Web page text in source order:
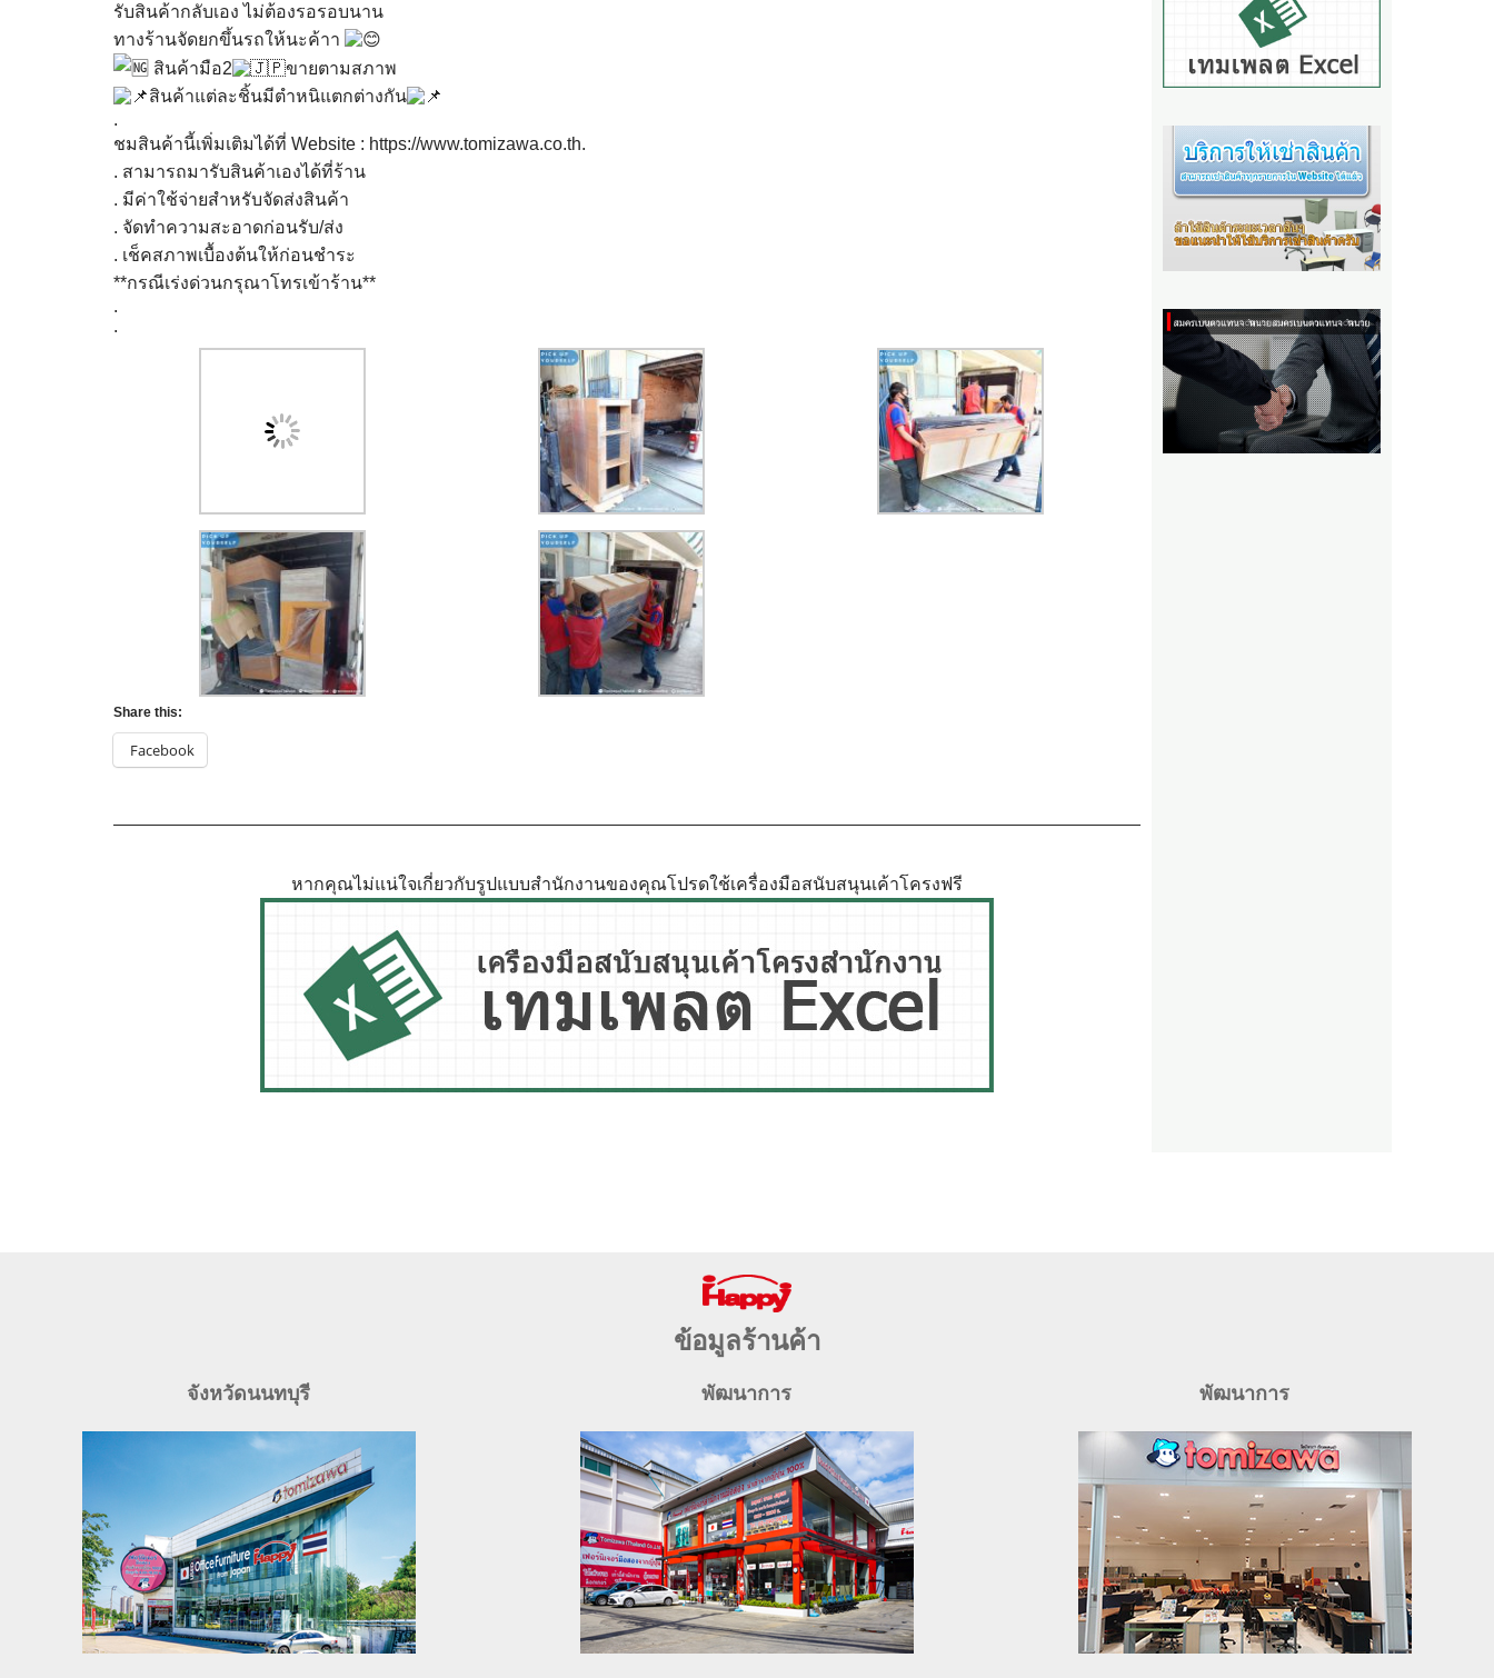
รับสินค้ากลับเอง ไม่ต้องรอรอบนาน
ทางร้านจัดยกขึ้นรถให้นะค้าา
สินค้ามือ2
ขายตามสภาพ
สินค้าแต่ละชิ้นมีตำหนิแตกต่างกัน
.
ชมสินค้านี้เพิ่มเติมได้ที่ Website : https://www.tomizawa.co.th.
. สามารถมารับสินค้าเองได้ที่ร้าน
. มีค่าใช้จ่ายสำหรับจัดส่งสินค้า
. จัดทำความสะอาดก่อนรับ/ส่ง
. เช็คสภาพเบื้องต้นให้ก่อนชำระ
**กรณีเร่งด่วนกรุณาโทรเข้าร้าน**
.
.
Share this:
Facebook
หากคุณไม่แน่ใจเกี่ยวกับรูปแบบสำนักงานของคุณโปรดใช้เครื่องมือสนับสนุนเค้าโครงฟรี
ข้อมูลร้านค้า
จังหวัดนนทบุรี พัฒนาการ พัฒนาการ